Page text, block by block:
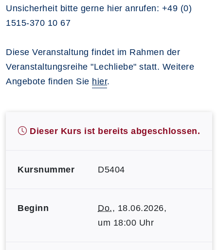
Unsicherheit bitte gerne hier anrufen: +49 (0)
1515-370 10 67
Diese Veranstaltung findet im Rahmen der
Veranstaltungsreihe "Lechliebe" statt. Weitere
Angebote finden Sie hier.
Dieser Kurs ist bereits abgeschlossen.
Kursnummer D5404
Beginn Do., 18.06.2026,
um 18:00 Uhr